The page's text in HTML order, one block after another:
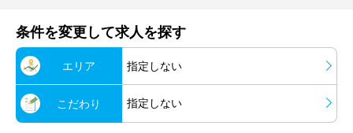
条件を変更して求人を探す
エリア 指定しない
こだわり 指定しない